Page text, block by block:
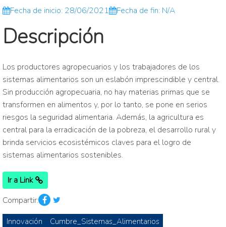
Fecha de inicio: 28/06/2021 Fecha de fin: N/A
Descripción
Los productores agropecuarios y los trabajadores de los
sistemas alimentarios son un eslabón imprescindible y central.
Sin producción agropecuaria, no hay materias primas que se
transformen en alimentos y, por lo tanto, se pone en serios
riesgos la seguridad alimentaria. Además, la agricultura es
central para la erradicación de la pobreza, el desarrollo rural y
brinda servicios ecosistémicos claves para el logro de
sistemas alimentarios sostenibles.
Ir a Link
Compartir:
Innovación
Cumbre_Sistemas_Alimentarios